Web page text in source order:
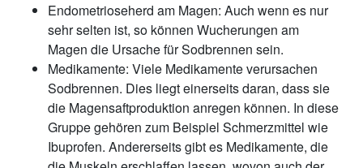
Endometrioseherd am Magen: Auch wenn es nur
sehr selten ist, so können Wucherungen am
Magen die Ursache für Sodbrennen sein.
Medikamente: Viele Medikamente verursachen
Sodbrennen. Dies liegt einerseits daran, dass sie
die Magensaftproduktion anregen können. In diese
Gruppe gehören zum Beispiel Schmerzmittel wie
Ibuprofen. Andererseits gibt es Medikamente, die